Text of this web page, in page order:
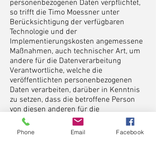
personenbezogenen Daten verpflichtet,
so trifft die Timo Moessner unter
Berücksichtigung der verfügbaren
Technologie und der
Implementierungskosten angemessene
Maßnahmen, auch technischer Art, um
andere für die Datenverarbeitung
Verantwortliche, welche die
veröffentlichten personenbezogenen
Daten verarbeiten, darüber in Kenntnis
zu setzen, dass die betroffene Person
von diesen anderen für die
Datenverarbeitung Verantwortlichen die
Löschung sämtlicher Links zu diesen
Phone Email Facebook